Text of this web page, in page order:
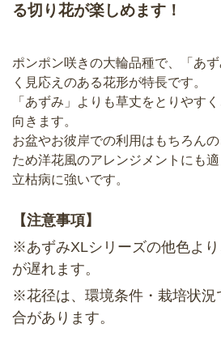
る切り花が楽しめます！
ポンポン咲きの大輪品種で、「あ
く見応えのある花形が特長です。
「あずみ」よりも草丈をとりやす
向きます。
お盆やお彼岸での利用はもちろん
ため洋花風のアレンジメントにも適
立枯病に強いです。
【注意事項】
※あずみXLシリーズの他色よ
が遅れます。
※花径は、環境条件・栽培状況
合があります。